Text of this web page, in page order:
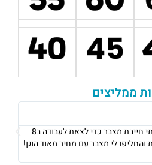
ממליצים
אני גרה בנתניה, אני פשוט הייתי חייבת מצבר כדי לצאת לעבודה ב8
אליי תוך 10 דקות והחליפו לי מצבר עם מחיר מאוד הוגן!